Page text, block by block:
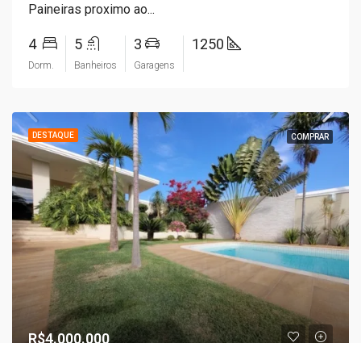
Paineiras proximo ao...
4
Dorm.
5
Banheiros
3
Garagens
1250
DESTAQUE COMPRAR
R$4.000.000